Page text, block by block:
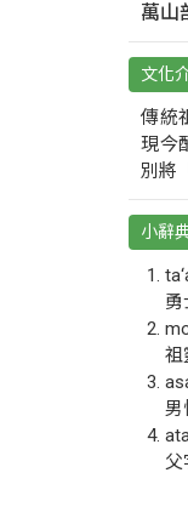
萬山
文化
傳統
現今
別將
小辭
勇
祖
男
父